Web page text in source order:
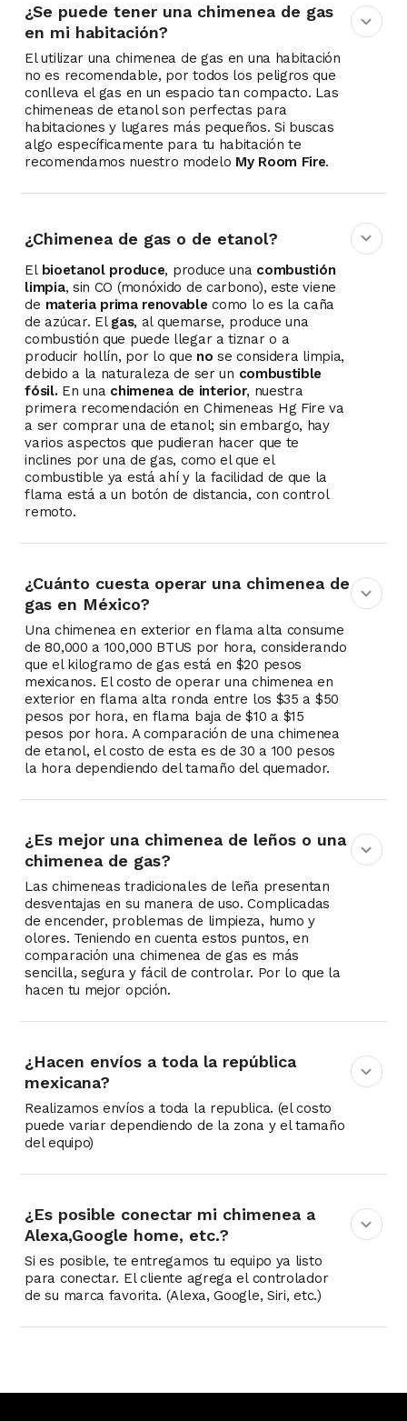
¿Se puede tener una chimenea de gas
en mi habitación?
El utilizar una chimenea de gas en una habitación
no es recomendable, por todos los peligros que
conlleva el gas en un espacio tan compacto. Las
chimeneas de etanol son perfectas para
habitaciones y lugares más pequeños. Si buscas
algo específicamente para tu habitación te
recomendamos nuestro modelo My Room Fire.
¿Chimenea de gas o de etanol?
El bioetanol produce, produce una combustión
limpia, sin CO (monóxido de carbono), este viene
de materia prima renovablecomo lo es la caña
de azúcar. El gas, al quemarse, produce una
combustión que puede llegar a tiznar o a
producir hollín, por lo que no se considera limpia,
debido a la naturaleza de ser un combustible
fósil. En una chimenea de interior, nuestra
primera recomendación en Chimeneas Hg Fire va
a ser comprar una de etanol; sin embargo, hay
varios aspectos que pudieran hacer que te
inclines por una de gas, como el que el
combustible ya está ahí y la facilidad de que la
flama está a un botón de distancia, con control
remoto.
¿Cuánto cuesta operar una chimenea de
gas en México?
Una chimenea en exterior en flama alta consume
de 80,000 a 100,000 BTUS por hora, considerando
que el kilogramo de gas está en $20 pesos
mexicanos. El costo de operar una chimenea en
exterior en flama alta ronda entre los $35 a $50
pesos por hora, en flama baja de $10 a $15
pesos por hora. A comparación de una chimenea
de etanol, el costo de esta es de 30 a 100 pesos
la hora dependiendo del tamaño del quemador.
¿Es mejor una chimenea de leños o una
chimenea de gas?
Las chimeneas tradicionales de leña presentan
desventajas en su manera de uso. Complicadas
de encender, problemas de limpieza, humo y
olores. Teniendo en cuenta estos puntos, en
comparación una chimenea de gas es más
sencilla, segura y fácil de controlar. Por lo que la
hacen tu mejor opción.
¿Hacen envíos a toda la república
mexicana?
Realizamos envíos a toda la republica. (el costo
puede variar dependiendo de la zona y el tamaño
del equipo)
¿Es posible conectar mi chimenea a
Alexa,Google home, etc.?
Si es posible, te entregamos tu equipo ya listo
para conectar. El cliente agrega el controlador
de su marca favorita. (Alexa, Google, Siri, etc.)